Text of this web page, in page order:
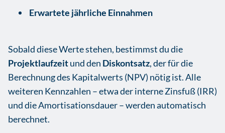
Erwartete jährliche Einnahmen
Sobald diese Werte stehen, bestimmst du die
Projektlaufzeitund den Diskontsatz, der für die
Berechnung des Kapitalwerts (NPV) nötig ist. Alle
weiteren Kennzahlen – etwa der interne Zinsfuß (IRR)
und die Amortisationsdauer – werden automatisch
berechnet.